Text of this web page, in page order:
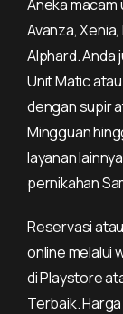
Aneka macam
Avanza,
Alphard. Anda
Unit Matic
dengan supir
Mingguan
layanan
pernikahan
Reservasi
online melalui
di Playstore
Terbaik.